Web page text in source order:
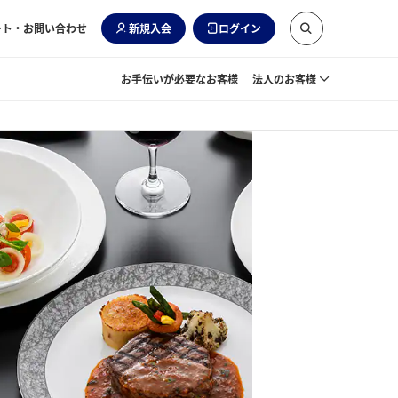
・お問い合わせ 新規入会 ログイン
お手伝いが必要なお客様 法人のお客様